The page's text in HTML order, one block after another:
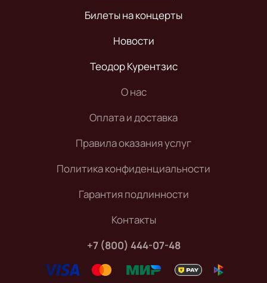
Билеты на концерты
Новости
Теодор Курентзис
О нас
Оплата и доставка
Правила оказания услуг
Политика конфиденциальности
Гарантия подлинности
Контакты
+7 (800) 444-07-48